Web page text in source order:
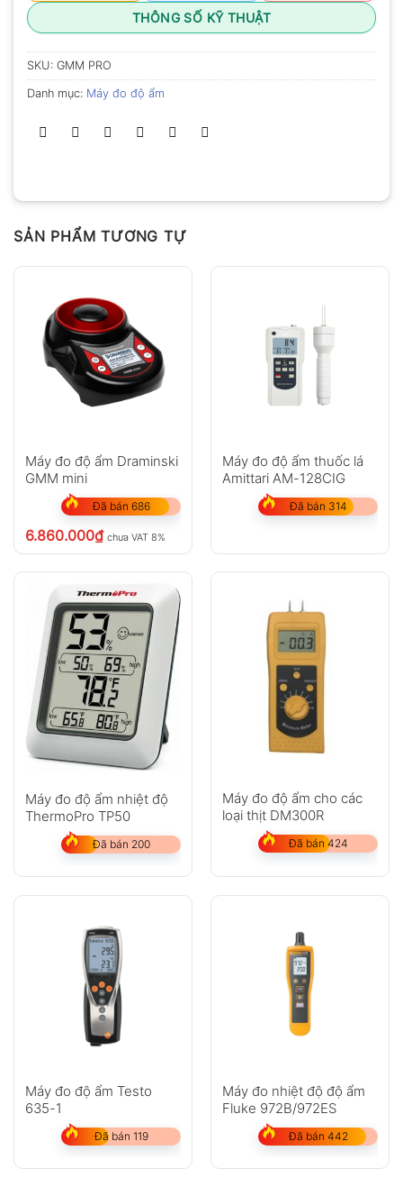
THÔNG SỐ KỸ THUẬT
SKU: GMM PRO
Danh mục: Máy đo độ ẩm
SẢN PHẨM TƯƠNG TỰ
Máy đo độ ẩm Draminski
GMM mini
Đã bán 686
6.860.000₫ chưa VAT 8%
Máy đo độ ẩm thuốc lá
Amittari AM-128CIG
Đã bán 314
Máy đo độ ẩm nhiệt độ
ThermoPro TP50
Đã bán 200
Máy đo độ ẩm cho các
loại thịt DM300R
Đã bán 424
Máy đo độ ẩm Testo
635-1
Đã bán 119
Máy đo nhiệt độ độ ẩm
Fluke 972B/972ES
Đã bán 442